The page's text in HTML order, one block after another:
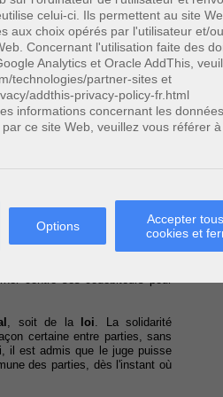
celui-ci. Ils permettent au site
aux choix opérés par l'utilisateur et/
Concernant l'utilisation faite des
Analytics et Oracle AddThis,
technologies/partner-sites et
addthis-privacy-policy-fr.html
informations concernant les données
ce site Web, veuillez vous référer
Options
Accepter
cookies et
a plusieurs créanciers et/ou
en autant de parts qu'il y a de
débiteur ne doit payer que
est la solidarité.
conjointes. La solidarité active
totale de l'obligation en cause.
entre tous les créanciers. La
entièrement l'obligation.
contre ses codébiteurs pour
, soit de la loi. La solidarité
certaine entre parties, sans
il est admis que le juge puisse
des parties, dès l'instant où